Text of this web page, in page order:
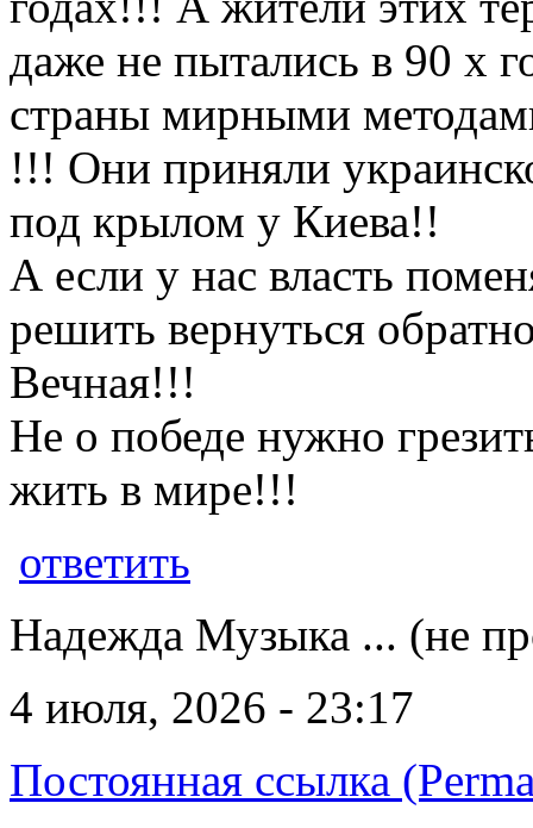
даже не пытались в 90 х
страны мирными
!!! Они приняли
под крылом у Киева!!
А если у нас власть
решить вернуться
Вечная!!!
Не о победе нужно
жить в мире!!!
ответить
Надежда Музыка ... (не
4 июля, 2026 - 23:17
Постоянная ссылка